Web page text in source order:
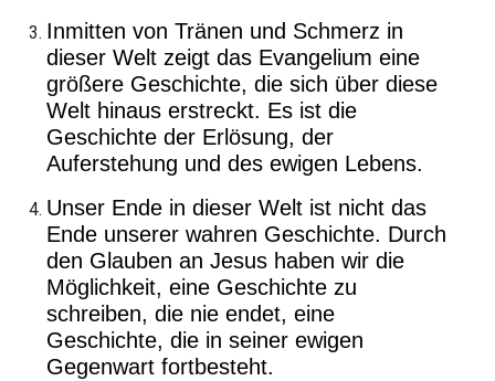
Inmitten von Tränen und Schmerz in
dieser Welt zeigt das Evangelium eine
größere Geschichte, die sich über diese
Welt hinaus erstreckt. Es ist die
Geschichte der Erlösung, der
Auferstehung und des ewigen Lebens.
Unser Ende in dieser Welt ist nicht das
Ende unserer wahren Geschichte. Durch
den Glauben an Jesus haben wir die
Möglichkeit, eine Geschichte zu
schreiben, die nie endet, eine
Geschichte, die in seiner ewigen
Gegenwart fortbesteht.